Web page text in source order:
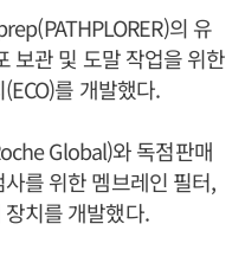
의 유
보관 및 도말 작업을 위한
를 개발했다.
Global)와 독점판매
를 위한 멤브레인 필터,
치를 개발했다.